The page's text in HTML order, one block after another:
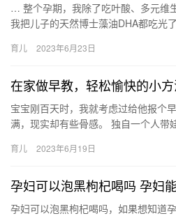
… 整个孕期，我除了吃叶酸、多元维
我把儿子的天然博士藻油DHA都吃光
育儿 2023年6月23日
在家做早教，轻松愉快的小
宝宝刚百天时，我就考虑过给他报个
满，现实却有些骨感。 独自一个人带
给…
育儿 2023年6月19日
孕妇可以泡黑枸杞喝吗 孕妇
孕妇可以泡黑枸杞喝吗，如果想知道